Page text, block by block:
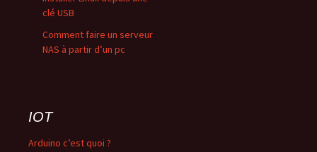
clé USB
Comment faire un serveur
NAS à partir d’un pc
IOT
Arduino c’est quoi ?